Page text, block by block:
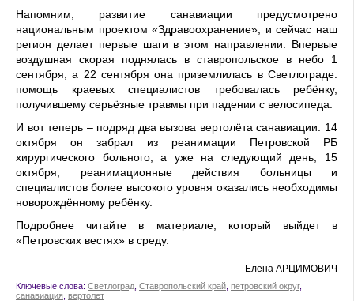
Напомним, развитие санавиации предусмотрено
национальным проектом «Здравоохранение», и сейчас наш
регион делает первые шаги в этом направлении. Впервые
воздушная скорая поднялась в ставропольское в небо 1
сентября, а 22 сентября она приземлилась в Светлограде:
помощь краевых специалистов требовалась ребёнку,
получившему серьёзные травмы при падении с велосипеда.
И вот теперь – подряд два вызова вертолёта санавиации: 14
октября он забрал из реанимации Петровской РБ
хирургического больного, а уже на следующий день, 15
октября, реанимационные действия больницы и
специалистов более высокого уровня оказались необходимы
новорождённому ребёнку.
Подробнее читайте в материале, который выйдет в
«Петровских вестях» в среду.
Елена АРЦИМОВИЧ
Ключевые слова: Светлоград Ставропольский край петровский округ,
санавиация вертолет